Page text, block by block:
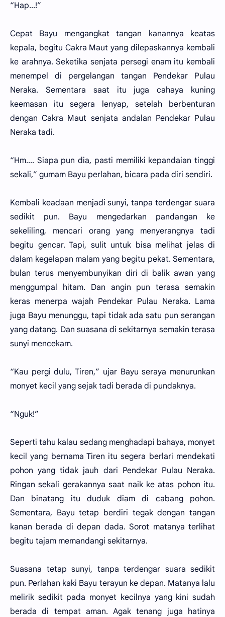
“Hap...!”
Cepat Bayu mengangkat tangan kanannya keatas
kepala, begitu Cakra Maut yang dilepaskannya kembali
ke arahnya. Seketika senjata persegi enam itu kembali
menempel di pergelangan tangan Pendekar Pulau
Neraka. Sementara saat itu juga cahaya kuning
keemasan itu segera lenyap, setelah berbenturan
dengan Cakra Maut senjata andalan Pendekar Pulau
Neraka tadi.
“Hm.... Siapa pun dia, pasti memiliki kepandaian tinggi
sekali,” gumam Bayu perlahan, bicara pada diri sendiri.
Kembali keadaan menjadi sunyi, tanpa terdengar suara
sedikit pun. Bayu mengedarkan pandangan ke
sekeliling, mencari orang yang menyerangnya tadi
begitu gencar. Tapi, sulit untuk bisa melihat jelas di
dalam kegelapan malam yang begitu pekat. Sementara,
bulan terus menyembunyikan diri di balik awan yang
menggumpal hitam. Dan angin pun terasa semakin
keras menerpa wajah Pendekar Pulau Neraka. Lama
juga Bayu menunggu, tapi tidak ada satu pun serangan
yang datang. Dan suasana di sekitarnya semakin terasa
sunyi mencekam.
“Kau pergi dulu, Tiren,” ujar Bayu seraya menurunkan
monyet kecil yang sejak tadi berada di pundaknya.
“Nguk!”
Seperti tahu kalau sedang menghadapi bahaya, monyet
kecil yang bernama Tiren itu segera berlari mendekati
pohon yang tidak jauh dari Pendekar Pulau Neraka.
Ringan sekali gerakannya saat naik ke atas pohon itu.
Dan binatang itu duduk diam di cabang pohon.
Sementara, Bayu tetap berdiri tegak dengan tangan
kanan berada di depan dada. Sorot matanya terlihat
begitu tajam memandangi sekitarnya.
Suasana tetap sunyi, tanpa terdengar suara sedikit
pun. Perlahan kaki Bayu terayun ke depan. Matanya lalu
melirik sedikit pada monyet kecilnya yang kini sudah
berada di tempat aman. Agak tenang juga hatinya